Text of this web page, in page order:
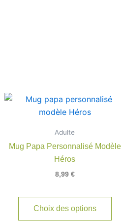
Adulte
Mug Papa Personnalisé Modèle
Héros
8,99 €
Choix des options